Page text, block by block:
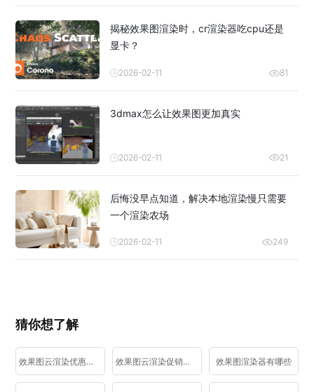
揭秘效果图渲染时，cr渲染器吃cpu还是
显卡？
2026-02-11 81
3dmax怎么让效果图更加真实
2026-02-11 21
后悔没早点知道，解决本地渲染慢只需要
一个渲染农场
2026-02-11 249
猜你想了解
效果图云渲染优惠活动 效果图云渲染促销活动 效果图渲染器有哪些